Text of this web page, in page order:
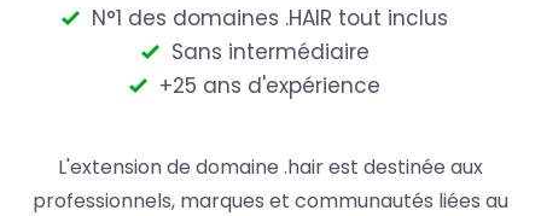
N°1 des domaines .HAIR tout inclus
Sans intermédiaire
+25 ans d'expérience
L'extension de domaine .hair est destinée aux
professionnels, marques et communautés liées au